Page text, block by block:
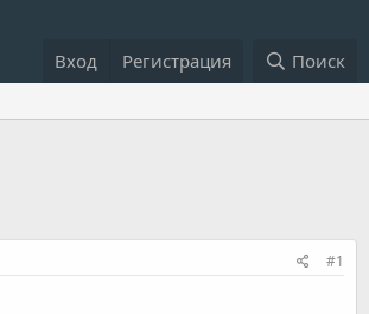
Вход Регистрация Поиск
#1